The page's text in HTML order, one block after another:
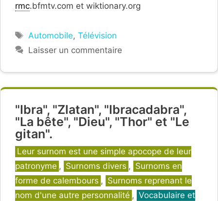
rmc.bfmtv.com et wiktionary.org
Étiquettes
Automobile,Télévision
Laisser un commentaire
"Ibra", "Zlatan", "Ibracadabra",
"La bête", "Dieu", "Thor" et "Le
gitan".
Catégories
Leur surnom est une simple apocope de leur
patronyme , Surnoms divers , Surnoms en
forme de calembours , Surnoms reprenant le
nom d'une autre personnalité , Vocabulaire et